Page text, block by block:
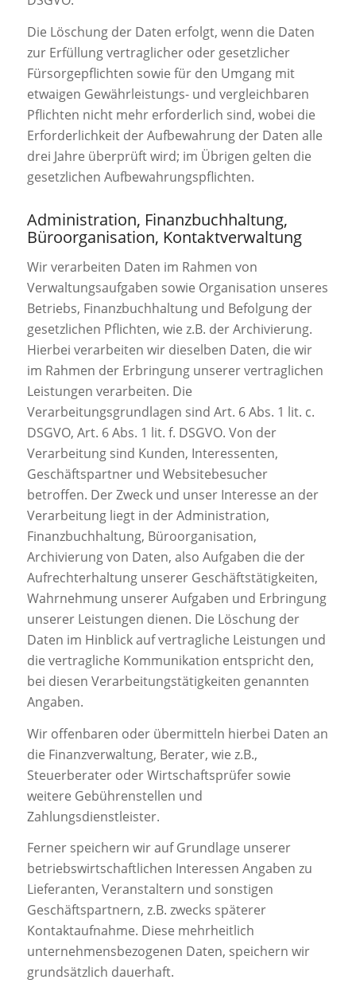
Die Löschung der Daten erfolgt, wenn die Daten
zur Erfüllung vertraglicher oder gesetzlicher
Fürsorgepflichten sowie für den Umgang mit
etwaigen Gewährleistungs- und vergleichbaren
Pflichten nicht mehr erforderlich sind, wobei die
Erforderlichkeit der Aufbewahrung der Daten alle
drei Jahre überprüft wird; im Übrigen gelten die
gesetzlichen Aufbewahrungspflichten.
Administration, Finanzbuchhaltung,
Büroorganisation, Kontaktverwaltung
Wir verarbeiten Daten im Rahmen von
Verwaltungsaufgaben sowie Organisation unseres
Betriebs, Finanzbuchhaltung und Befolgung der
gesetzlichen Pflichten, wie z.B. der Archivierung.
Hierbei verarbeiten wir dieselben Daten, die wir
im Rahmen der Erbringung unserer vertraglichen
Leistungen verarbeiten. Die
Verarbeitungsgrundlagen sind Art. 6 Abs. 1 lit. c.
DSGVO, Art. 6 Abs. 1 lit. f. DSGVO. Von der
Verarbeitung sind Kunden, Interessenten,
Geschäftspartner und Websitebesucher
betroffen. Der Zweck und unser Interesse an der
Verarbeitung liegt in der Administration,
Finanzbuchhaltung, Büroorganisation,
Archivierung von Daten, also Aufgaben die der
Aufrechterhaltung unserer Geschäftstätigkeiten,
Wahrnehmung unserer Aufgaben und Erbringung
unserer Leistungen dienen. Die Löschung der
Daten im Hinblick auf vertragliche Leistungen und
die vertragliche Kommunikation entspricht den,
bei diesen Verarbeitungstätigkeiten genannten
Angaben.
Wir offenbaren oder übermitteln hierbei Daten an
die Finanzverwaltung, Berater, wie z.B.,
Steuerberater oder Wirtschaftsprüfer sowie
weitere Gebührenstellen und
Zahlungsdienstleister.
Ferner speichern wir auf Grundlage unserer
betriebswirtschaftlichen Interessen Angaben zu
Lieferanten, Veranstaltern und sonstigen
Geschäftspartnern, z.B. zwecks späterer
Kontaktaufnahme. Diese mehrheitlich
unternehmensbezogenen Daten, speichern wir
grundsätzlich dauerhaft.